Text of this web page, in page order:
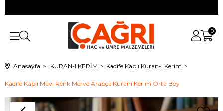
0
Anasayfa KURAN-I KERİM Kadife Kaplı Kuran-ı Kerim
Kadife Kaplı Mavi Renk Merve Arapça Kuranı Kerim Orta Boy